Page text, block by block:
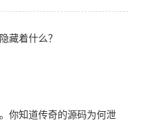
藏着什么？
你知道传奇的源码为何泄